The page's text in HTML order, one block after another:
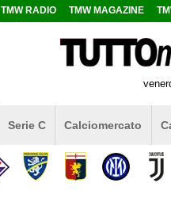
TMW RADIO TMW MAGAZINE
Serie C Calciomercato